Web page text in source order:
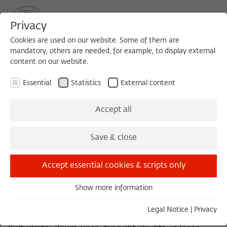
Heft XIII/2 Sommer 2019
Allert, Grethlein, Ginzburg, Felsch, Löwith,
Mishima, Wolff
Privacy
Cookies are used on our website. Some of them are
mandatory, others are needed, for example, to display external
content on our website.
Essential Statistics External content
Accept all
Save & close
Accept essential cookies & scripts only
Essential cookies are needed for basic functionality. This
Show more information
Legal Notice Privacy